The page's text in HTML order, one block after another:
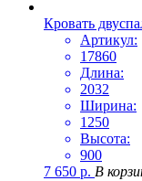
Кровать
Артикул:
17860
Длина:
2032
Ширина:
1250
Высота:
900
7 650 р. В